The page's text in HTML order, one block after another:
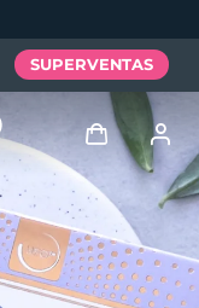
SUPERVENTAS
Iniciar sesión
de usuario